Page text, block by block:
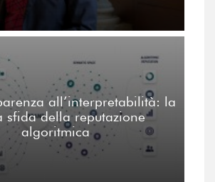
all’interpretabilità: la
sfida della reputazione
algoritmica